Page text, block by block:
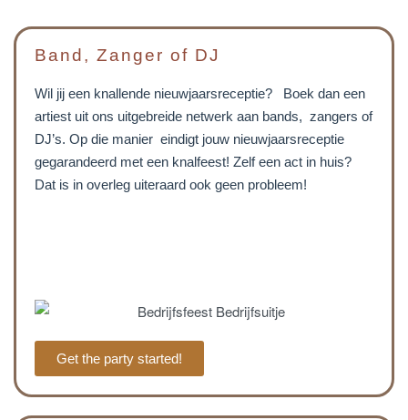
Band, Zanger of DJ
Wil jij een knallende nieuwjaarsreceptie? Boek dan een
artiest uit ons uitgebreide netwerk aan bands, zangers of
DJ’s. Op die manier eindigt jouw nieuwjaarsreceptie
gegarandeerd met een knalfeest! Zelf een act in huis?
Dat is in overleg uiteraard ook geen probleem!
Get the party started!